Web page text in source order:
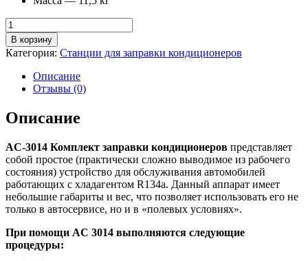
Количество
товара
AC-
3014
Комплект
заправки
кондиционеров
В корзину
Категория: Станции для заправки кондиционеров
Описание
Отзывы (0)
Описание
AC-3014 Комплект заправки кондиционеров представляет
собой простое (практически сложно выводимое из рабочего
состояния) устройство для обслуживания автомобилей
работающих с хладагентом R134a. Данный аппарат имеет
небольшие габариты и вес, что позволяет использовать его не
только в автосервисе, но и в «полевых условиях».
При помощи AC 3014 выполняются следующие
процедуры: